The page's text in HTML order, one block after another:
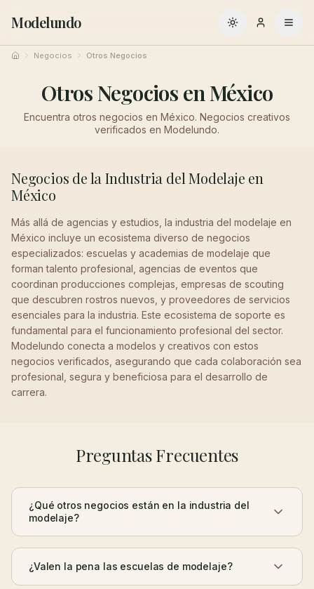
Modelundo Cambiar a oscuro
Inicio Negocios Otros Negocios
Otros Negocios en México
Encuentra otros negocios en México. Negocios creativos
verificados en Modelundo.
Negocios de la Industria del Modelaje en
México
Más allá de agencias y estudios, la industria del modelaje en
México incluye un ecosistema diverso de negocios
especializados: escuelas y academias de modelaje que
forman talento profesional, agencias de eventos que
coordinan producciones complejas, empresas de scouting
que descubren rostros nuevos, y proveedores de servicios
esenciales para la industria. Este ecosistema de soporte es
fundamental para el funcionamiento profesional del sector.
Modelundo conecta a modelos y creativos con estos
negocios verificados, asegurando que cada colaboración sea
profesional, segura y beneficiosa para el desarrollo de
carrera.
Preguntas Frecuentes
¿Qué otros negocios están en la industria del
modelaje?
¿Valen la pena las escuelas de modelaje?